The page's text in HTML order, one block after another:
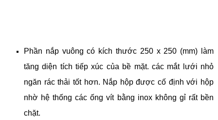
Phần nắp vuông có kích thước 250 x 250 (mm) làm
tăng diện tích tiếp xúc của bề mặt. các mắt lưới nhỏ
ngăn rác thải tốt hơn. Nắp hộp được cố định với hộp
nhờ hệ thống các ống vít bằng inox không gỉ rất bền
chặt.